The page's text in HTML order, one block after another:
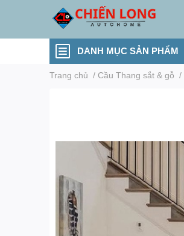
DANH MỤC SẢN PHẨM
Trang chủ / Cầu Thang sắt & gỗ /